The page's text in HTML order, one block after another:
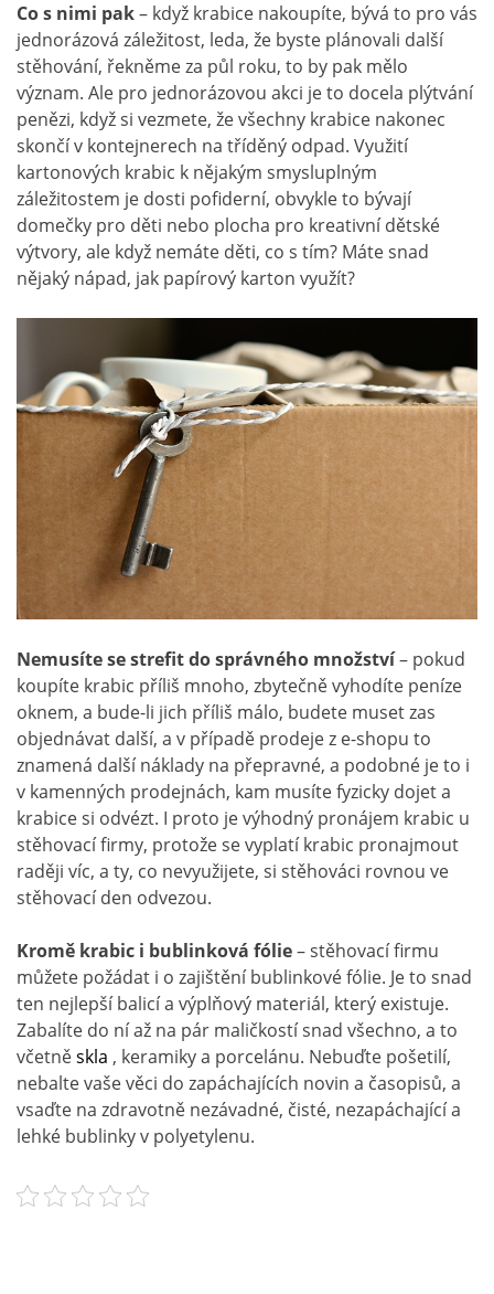
Co s nimi pak– když krabice nakoupíte, bývá to pro vás
jednorázová záležitost, leda, že byste plánovali další
stěhování, řekněme za půl roku, to by pak mělo
význam. Ale pro jednorázovou akci je to docela plýtvání
penězi, když si vezmete, že všechny krabice nakonec
skončí v kontejnerech na tříděný odpad. Využití
kartonových krabic k nějakým smysluplným
záležitostem je dosti pofiderní, obvykle to bývají
domečky pro děti nebo plocha pro kreativní dětské
výtvory, ale když nemáte děti, co s tím? Máte snad
nějaký nápad, jak papírový karton využít?
Nemusíte se strefit do správného množství– pokud
koupíte krabic příliš mnoho, zbytečně vyhodíte peníze
oknem, a bude-li jich příliš málo, budete muset zas
objednávat další, a v případě prodeje z e-shopu to
znamená další náklady na přepravné, a podobné je to i
v kamenných prodejnách, kam musíte fyzicky dojet a
krabice si odvézt. I proto je výhodný pronájem krabic u
stěhovací firmy, protože se vyplatí krabic pronajmout
raději víc, a ty, co nevyužijete, si stěhováci rovnou ve
stěhovací den odvezou.
Kromě krabic i bublinková fólie– stěhovací firmu
můžete požádat i o zajištění bublinkové fólie. Je to snad
ten nejlepší balicí a výplňový materiál, který existuje.
Zabalíte do ní až na pár maličkostí snad všechno, a to
včetněskla , keramiky a porcelánu. Nebuďte pošetilí,
nebalte vaše věci do zapáchajících novin a časopisů, a
vsaďte na zdravotně nezávadné, čisté, nezapáchající a
lehké bublinky v polyetylenu.